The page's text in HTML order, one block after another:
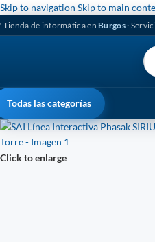
Skip to navigation Skip to main
Tienda de informática en Burgos·
Todas las categorías
Click to enlarge